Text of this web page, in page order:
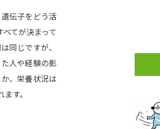
学べる内容や特徴を調べる
大学・学部・学科特集
サイエンス特集
３択
新学年スタート号特集ページ（高3生用）
スタート号特集ページ（高2生用）
特集ページ
伝子をどう活
てが決まって
同じですが、
人や経験の影
、栄養状況は
す。